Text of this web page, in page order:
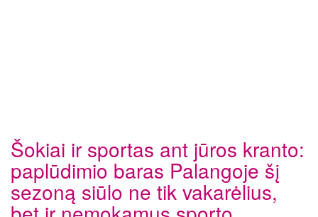
Šokiai ir sportas ant jūros kranto:
paplūdimio baras Palangoje šį
sezoną siūlo ne tik vakarėlius,